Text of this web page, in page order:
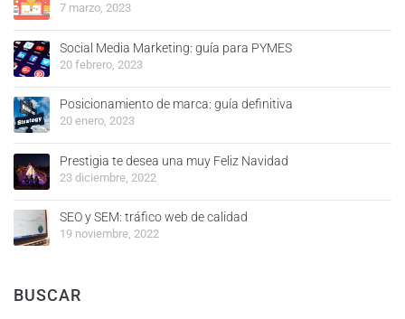
7 marzo, 2023
Social Media Marketing: guía para PYMES
20 febrero, 2023
Posicionamiento de marca: guía definitiva
20 enero, 2023
Prestigia te desea una muy Feliz Navidad
23 diciembre, 2022
SEO y SEM: tráfico web de calidad
19 noviembre, 2022
BUSCAR